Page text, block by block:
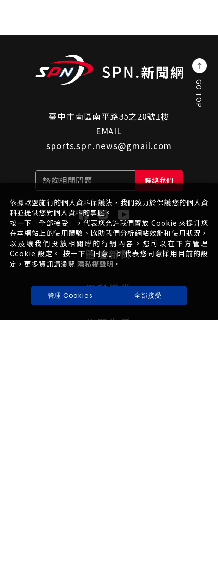
臺中市南區南平路35之20號1樓
EMAIL
sports.spn.news@gmail.com
諮詢相關問題 聯絡我們
體壇新聞
運彩學堂
休閒生活
GO TOP
依據歐盟施行的個人資料保護法，我們致力於保護您的個人資
料並提供您對個人資料的掌握。
按一下「全部接受」，代表您允許我們置放 Cookie 來提升您
在本網站上的使用體驗、協助我們分析網站效能和使用狀況，
以及讓我們投放相關聯的行銷內容。您可以在下方管理
Cookie 設定。 按一下「同意」即代表您同意採用目前的設
定，更多資訊請瀏覽 隱私權聲明 。
管理 Cookies 全部接受